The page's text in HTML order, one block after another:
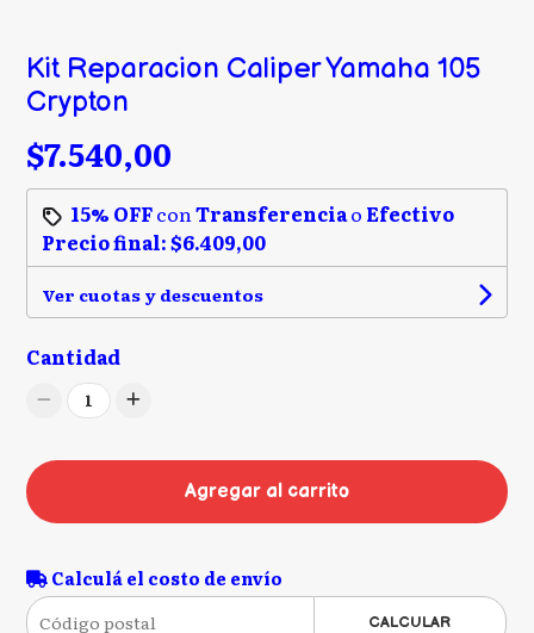
Kit Reparacion Caliper Yamaha 105
Crypton
$7.540,00
15% OFFconTransferenciao Efectivo
Precio final:$6.409,00
Ver cuotas y descuentos
Cantidad
1
Agregar al carrito
Calculá el costo de envío
CALCULAR